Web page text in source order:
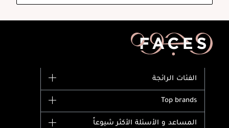
الفئات الرائجة
الأكثر مبيعاً
Top brands
المساعد و الأسئلة الأكثر شيوعاً